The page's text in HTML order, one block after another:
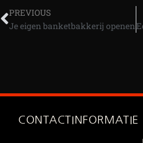
Vorige
PREVIOUS
Je eigen banketbakkerij openen
CONTACTINFORMATIE